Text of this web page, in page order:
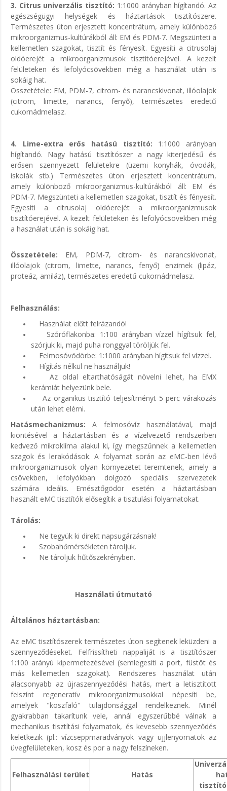
3. Citrus univerzális tisztító: 1:1000 arányban hígítandó. Az
egészségügyi helységek és háztartások tisztítószere.
Természetes úton erjesztett koncentrátum, amely különböző
mikroorganizmus-kultúrákból áll: EM és PDM-7. Megszünteti a
kellemetlen szagokat, tisztít és fényesít. Egyesíti a citrusolaj
oldóerejét a mikroorganizmusok tisztítóerejével. A kezelt
felületeken és lefolyócsövekben még a használat után is
sokáig hat.
Összetétele: EM, PDM-7, citrom- és narancskivonat, illóolajok
(citrom, limette, narancs, fenyő), természetes eredetű
cukornádmelasz.
4. Lime-extra erős hatású tisztító: 1:1000 arányban
hígítandó. Nagy hatású tisztítószer a nagy kiterjedésű és
erősen szennyezett felületekre (üzemi konyhák, óvodák,
iskolák stb.) Természetes úton erjesztett koncentrátum,
amely különböző mikroorganizmus-kultúrákból áll: EM és
PDM-7. Megszünteti a kellemetlen szagokat, tisztít és fényesít.
Egyesíti a citrusolaj oldóerejét a mikroorganizmusok
tisztítóerejével. A kezelt felületeken és lefolyócsövekben még
a használat után is sokáig hat.
Összetétele: EM, PDM-7, citrom- és narancskivonat,
illóolajok (citrom, limette, narancs, fenyő) enzimek (lipáz,
proteáz, amiláz), természetes eredetű cukornádmelasz.
Felhasználás:
Használat előtt felrázandó!
Szóróflakonba: 1:100 arányban vízzel hígítsuk fel,
szórjuk ki, majd puha ronggyal töröljük fel.
Felmosóvödörbe: 1:1000 arányban hígítsuk fel vízzel.
Hígítás nélkül ne használjuk!
Az oldal eltarthatóságát növelni lehet, ha EMX
kerámiát helyezünk bele.
Az organikus tisztító teljesítményt 5 perc várakozás
után lehet elérni.
Hatásmechanizmus: A felmosóvíz használatával, majd
kiöntésével a háztartásban és a vízelvezető rendszerben
kedvező mikroklíma alakul ki, így megszűnnek a kellemetlen
szagok és lerakódások. A folyamat során az eMC-ben lévő
mikroorganizmusok olyan környezetet teremtenek, amely a
csövekben, lefolyókban dolgozó speciális szervezetek
számára ideális. Emésztőgödör esetén a háztartásban
használt eMC tisztítók elősegítik a tisztulási folyamatokat.
Tárolás:
Ne tegyük ki direkt napsugárzásnak!
Szobahőmérsékleten tároljuk.
Ne tároljuk hűtőszekrényben.
Használati útmutató
Általános háztartásban:
Az eMC tisztítószerek természetes úton segítenek leküzdeni a
szennyeződéseket. Felfrissítheti nappaliját is a tisztítószer
1:100 arányú kipermetezésével (semlegesíti a port, füstöt és
más kellemetlen szagokat). Rendszeres használat után
alacsonyabb az újraszennyeződési hatás, mert a letisztított
felszínt regeneratív mikroorganizmusokkal népesíti be,
amelyek "koszfaló" tulajdonsággal rendelkeznek. Minél
gyakrabban takarítunk vele, annál egyszerűbbé válnak a
mechanikus tisztítási folyamatok, és kevesebb szennyeződés
keletkezik (pl.: vízcseppmaradványok vagy ujjlenyomatok az
üvegfelületeken, kosz és por a nagy felszíneken.
Felhasználási terület Hatás